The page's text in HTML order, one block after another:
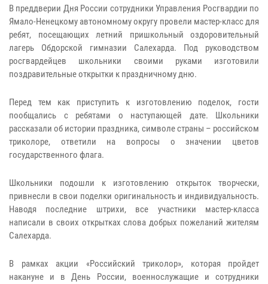
В преддверии Дня России сотрудники Управления Росгвардии по
Ямало-Ненецкому автономному округу провели мастер-класс для
ребят, посещающих летний пришкольный оздоровительный
лагерь Обдорской гимназии Салехарда. Под руководством
росгвардейцев школьники своими руками изготовили
поздравительные открытки к праздничному дню.
Перед тем как приступить к изготовлению поделок, гости
пообщались с ребятами о наступающей дате. Школьники
рассказали об истории праздника, символе страны – российском
триколоре, ответили на вопросы о значении цветов
государственного флага.
Школьники подошли к изготовлению открыток творчески,
привнесли в свои поделки оригинальность и индивидуальность.
Наводя последние штрихи, все участники мастер-класса
написали в своих открытках слова добрых пожеланий жителям
Салехарда.
В рамках акции «Российский триколор», которая пройдет
накануне и в День России, военнослужащие и сотрудники